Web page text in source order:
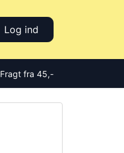
Log ind
Fragt fra 45,-